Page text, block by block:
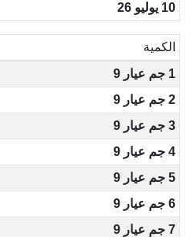
10 يوليو 26
الكمية
1 جم عيار 9
2 جم عيار 9
3 جم عيار 9
4 جم عيار 9
5 جم عيار 9
6 جم عيار 9
7 جم عيار 9